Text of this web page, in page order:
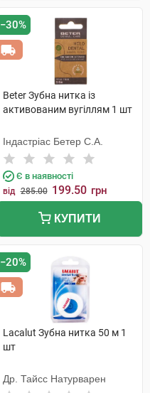
−30%
Beter Зубна нитка із
активованим вугіллям 1 шт
Індастріас Бетер С.А.
Є в наявності
від 285.00 199.50 грн
КУПИТИ
−20%
Lacalut Зубна нитка 50 м 1
шт
Др. Тайсс Натурварен